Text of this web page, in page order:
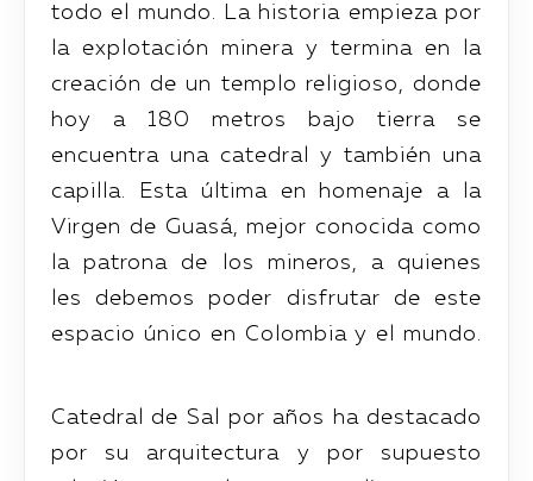
todo el mundo. La historia empieza por
la explotación minera y termina en la
creación de un templo religioso, donde
hoy a 180 metros bajo tierra se
encuentra una catedral y también una
capilla. Esta última en homenaje a la
Virgen de Guasá, mejor conocida como
la patrona de los mineros, a quienes
les debemos poder disfrutar de este
espacio único en Colombia y el mundo.
Catedral de Sal por años ha destacado
por su arquitectura y por supuesto